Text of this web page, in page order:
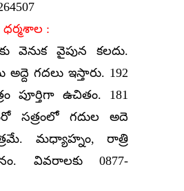
:
వెనుక వైపున కలదు.
గదలు ఇస్తారు. 192
పూర్తిగా ఉచితం. 181
సత్రంలో గదుల అదె
మధ్యాహ్నం, రాత్రి
వివరాలకు 0877-